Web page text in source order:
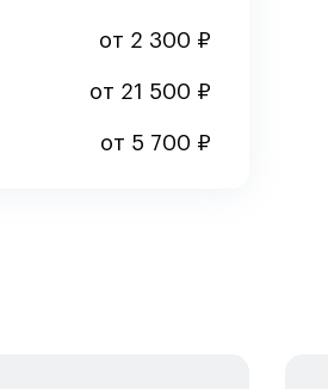
от 2 300 ₽
от 21 500 ₽
от 5 700 ₽